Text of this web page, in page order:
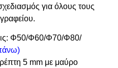
για όλους τους
Φ50/Φ60/Φ70/Φ80/
5 mm με μαύρο